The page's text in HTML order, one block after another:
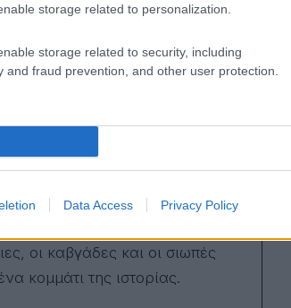
storage related to personalization.
storage related to security, including
and fraud prevention, and other user protection.
Data Access Privacy Policy
μοιάζει σχεδόν με
αρχοντικό δεν είναι απλώς
οι καβγάδες και οι σιωπές
κομμάτι της ιστορίας.